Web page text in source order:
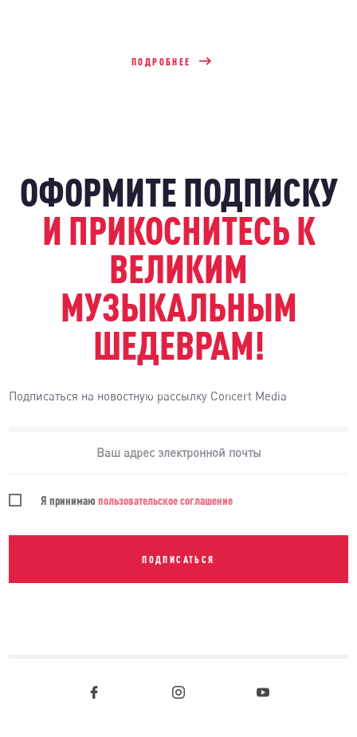
ПОДРОБНЕЕ
ОФОРМИТЕ ПОДПИСКУ
И ПРИКОСНИТЕСЬ К
ВЕЛИКИМ
МУЗЫКАЛЬНЫМ
ШЕДЕВРАМ!
Подписаться на новостную рассылку Concert Media
Я принимаюпользовательское соглашение
ПОДПИСАТЬСЯ